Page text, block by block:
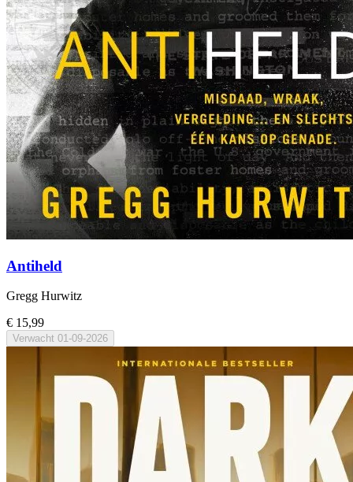
Antiheld
Gregg Hurwitz
€ 15,99
Verwacht 01-09-2026